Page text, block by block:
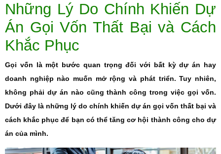
Những Lý Do Chính Khiến Dự
Án Gọi Vốn Thất Bại và Cách
Khắc Phục
Gọi vốn là một bước quan trọng đối với bất kỳ dự án hay
doanh nghiệp nào muốn mở rộng và phát triển. Tuy nhiên,
không phải dự án nào cũng thành công trong việc gọi vốn.
Dưới đây là những lý do chính khiến dự án gọi vốn thất bại và
cách khắc phục để bạn có thể tăng cơ hội thành công cho dự
án của mình.